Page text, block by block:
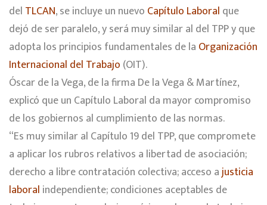
del TLCAN, se incluye un nuevo Capítulo Laboral que
dejó de ser paralelo, y será muy similar al del TPP y que
adopta los principios fundamentales de la Organización
Internacional del Trabajo (OIT).
Óscar de la Vega, de la firma De la Vega & Martínez,
explicó que un Capítulo Laboral da mayor compromiso
de los gobiernos al cumplimiento de las normas.
“Es muy similar al Capítulo 19 del TPP, que compromete
a aplicar los rubros relativos a libertad de asociación;
derecho a libre contratación colectiva; acceso ajusticia
laboral independiente; condiciones aceptables de